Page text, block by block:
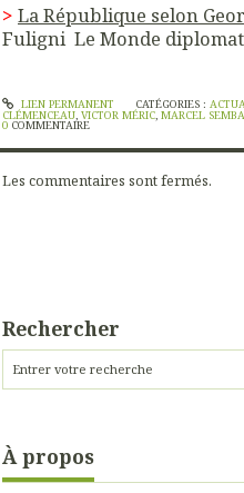
> La République selon
Fuligni Le Monde
LIEN PERMANENT CATÉGORIES :
CLÉMENCEAU, VICTOR MÉRIC, MARCEL
0 COMMENTAIRE
Les commentaires sont fermés.
Rechercher
À propos